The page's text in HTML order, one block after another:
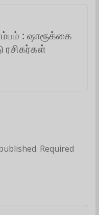
: ஷாரூக்கை
ரசிகர்கள்
Required